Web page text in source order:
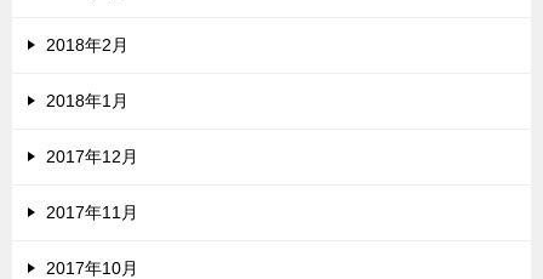
2018年2月
2018年1月
2017年12月
2017年11月
2017年10月